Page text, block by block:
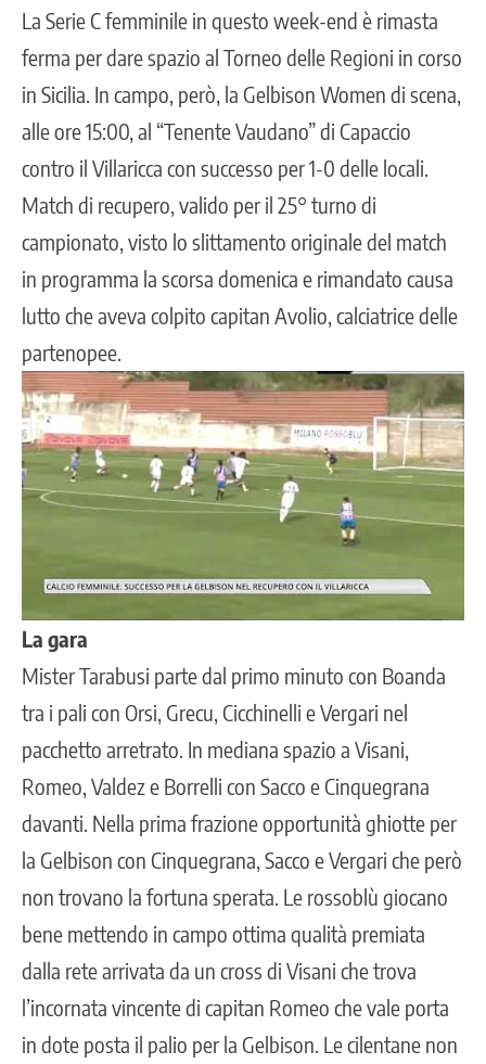
La Serie C femminile in questo week-end è rimasta
ferma per dare spazio al Torneo delle Regioni in corso
in Sicilia. In campo, però, la Gelbison Women di scena,
alle ore 15:00, al “Tenente Vaudano” di Capaccio
contro il Villaricca con successo per 1-0 delle locali.
Match di recupero, valido per il 25° turno di
campionato, visto lo slittamento originale del match
in programma la scorsa domenica e rimandato causa
lutto che aveva colpito capitan Avolio, calciatrice delle
partenopee.
La gara
Mister Tarabusi parte dal primo minuto con Boanda
tra i pali con Orsi, Grecu, Cicchinelli e Vergari nel
pacchetto arretrato. In mediana spazio a Visani,
Romeo, Valdez e Borrelli con Sacco e Cinquegrana
davanti. Nella prima frazione opportunità ghiotte per
la Gelbison con Cinquegrana, Sacco e Vergari che però
non trovano la fortuna sperata. Le rossoblù giocano
bene mettendo in campo ottima qualità premiata
dalla rete arrivata da un cross di Visani che trova
l’incornata vincente di capitan Romeo che vale porta
in dote posta il palio per la Gelbison. Le cilentane non